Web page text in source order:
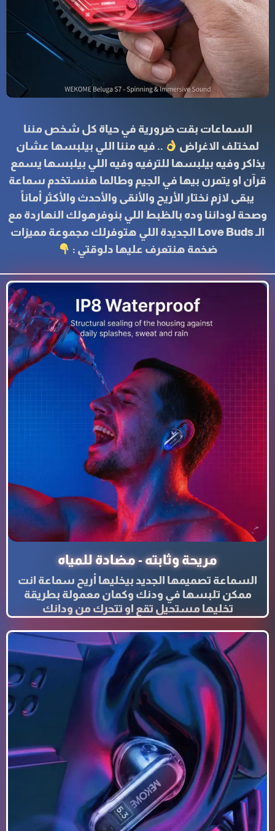
السماعات بقت ضرورية في حياة كل شخص مننا
لمختلف الاغراض
.. فيه مننا اللي بيلبسها عشان
يذاكر وفيه بيلبسها للترفيه وفيه اللي بيلبسها يسمع
قرآن او يتمرن بيها في الجيم وطالما هنستخدم سماعة
يبقى لازم نختار الأريح والأنقى والأحدث والأكثر أماناً
وصحة لوداننا وده بالظبط اللي بنوفرهولك النهاردة مع
الـ Love Buds الجديدة اللي هتوفرلك مجموعة مميزات
ضخمة هنتعرف عليها دلوقتي :
مريحة وثابته - مضادة للمياه
السماعة تصميمها الجديد بيخليها أريح سماعة انت
ممكن تلبسها في ودنك وكمان معمولة بطريقة
تخليها مستحيل تقع او تتحرك من ودانك